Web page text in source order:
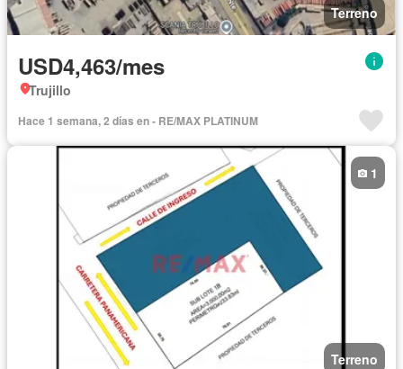
Terreno
USD4,463/mes
Trujillo
Hace 1 semana, 2 días en - RE/MAX PLATINUM
Terreno
1